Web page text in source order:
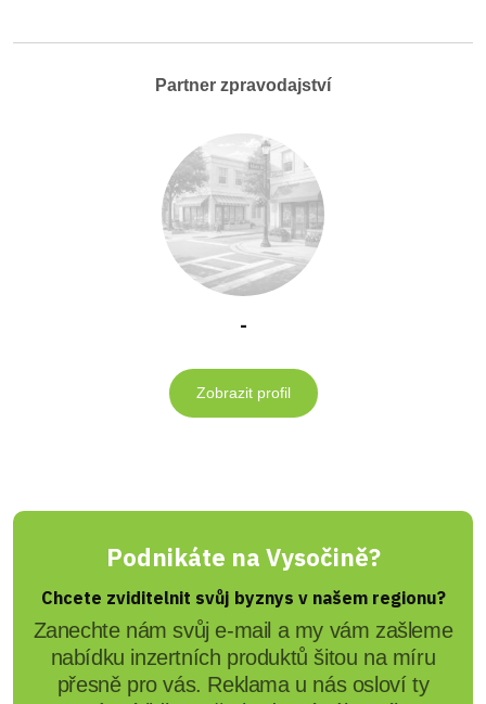
Partner zpravodajství
-
Zobrazit profil
Podnikáte na Vysočině?
Chcete zviditelnit svůj byznys v našem regionu?
Zanechte nám svůj e-mail a my vám zašleme
nabídku inzertních produktů šitou na míru
přesně pro vás. Reklama u nás osloví ty